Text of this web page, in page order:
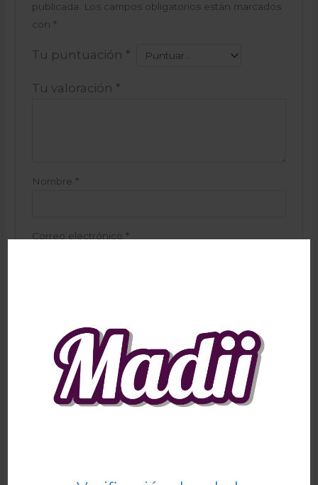
publicada.
Los campos obligatorios están marcados
con *
Tu puntuación *
Tu valoración *
Nombre *
Correo electrónico *